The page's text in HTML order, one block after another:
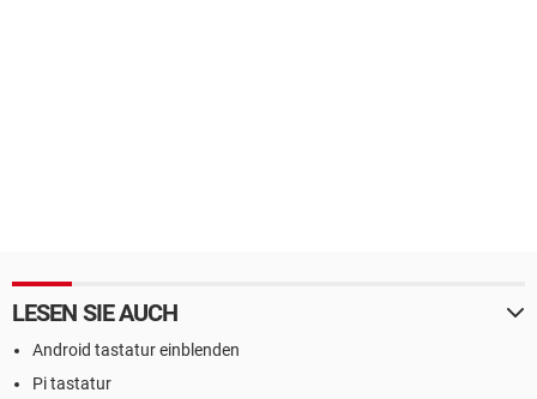
LESEN SIE AUCH
Android tastatur einblenden
Pi tastatur